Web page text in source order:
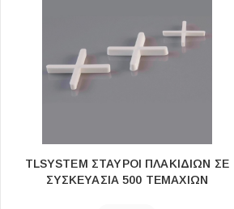
TLSYSTEM ΣΤΑΥΡΟΙ ΠΛΑΚΙΔΙΩΝ ΣΕ
ΣΥΣΚΕΥΑΣΙΑ 500 ΤΕΜΑΧΙΩΝ